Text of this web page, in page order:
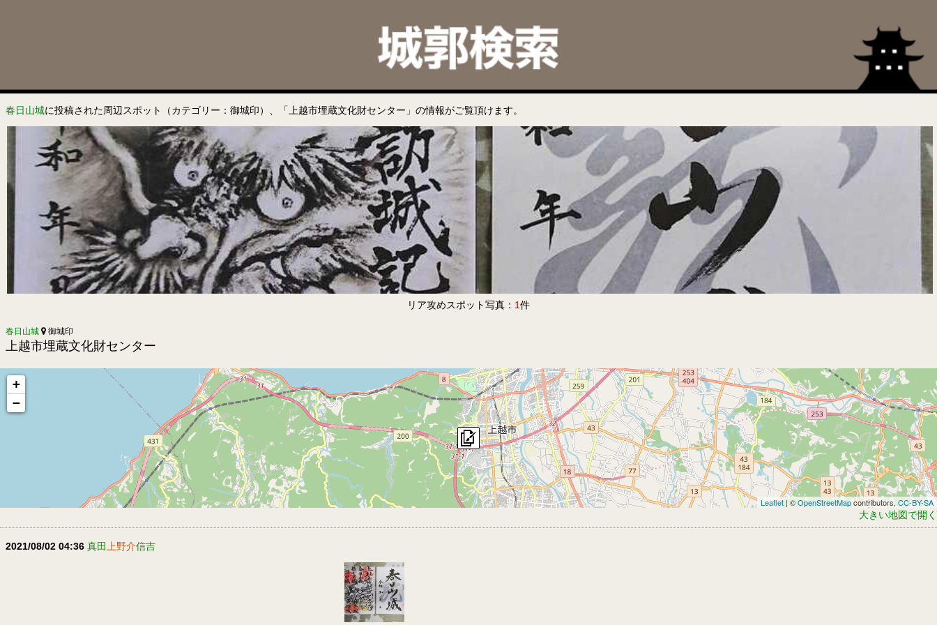
春日山城に投稿された周辺スポット（カテゴリー：御城印）、「上越市埋蔵文化財センター」の情報がご覧頂けます。
リア攻めスポット写真： 1件
春日山城 御城印
上越市埋蔵文化財センター
+
−
Leaflet | ©OpenStreetMapcontributors, CC-BY-SA
大きい地図で開く
2021/08/02 04:36 真田上野介信吉